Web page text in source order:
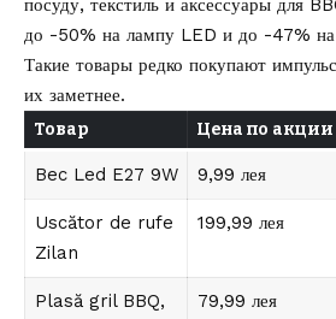
посуду, текстиль и аксессуары для
до -50% на лампу LED и до -47% на
Такие товары редко покупают
их заметнее.
Товар Цена по акции
Bec Led E27 9W 9,99 лея
Uscător de rufe
Zilan
199,99 лея
Plasă gril BBQ,
79,99 лея